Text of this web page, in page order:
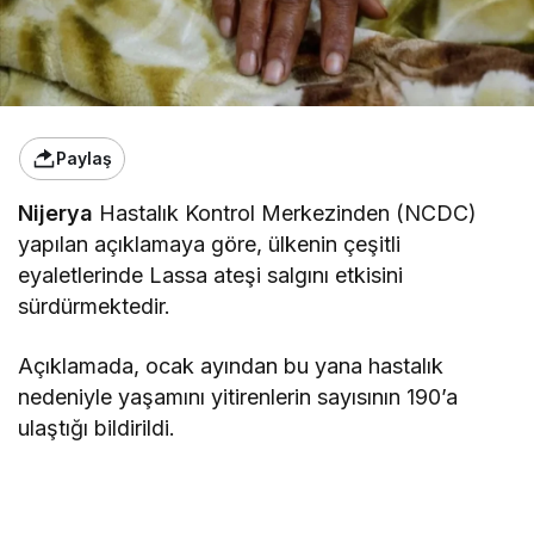
Paylaş
Nijerya Hastalık Kontrol Merkezinden (NCDC)
yapılan açıklamaya göre, ülkenin çeşitli
eyaletlerinde Lassa ateşi salgını etkisini
sürdürmektedir.
Açıklamada, ocak ayından bu yana hastalık
nedeniyle yaşamını yitirenlerin sayısının 190’a
ulaştığı bildirildi.